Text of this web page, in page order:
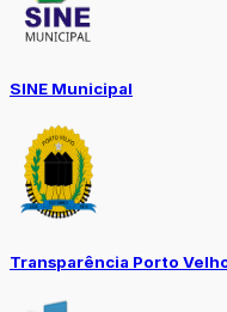
SINE Municipal
Transparência Porto